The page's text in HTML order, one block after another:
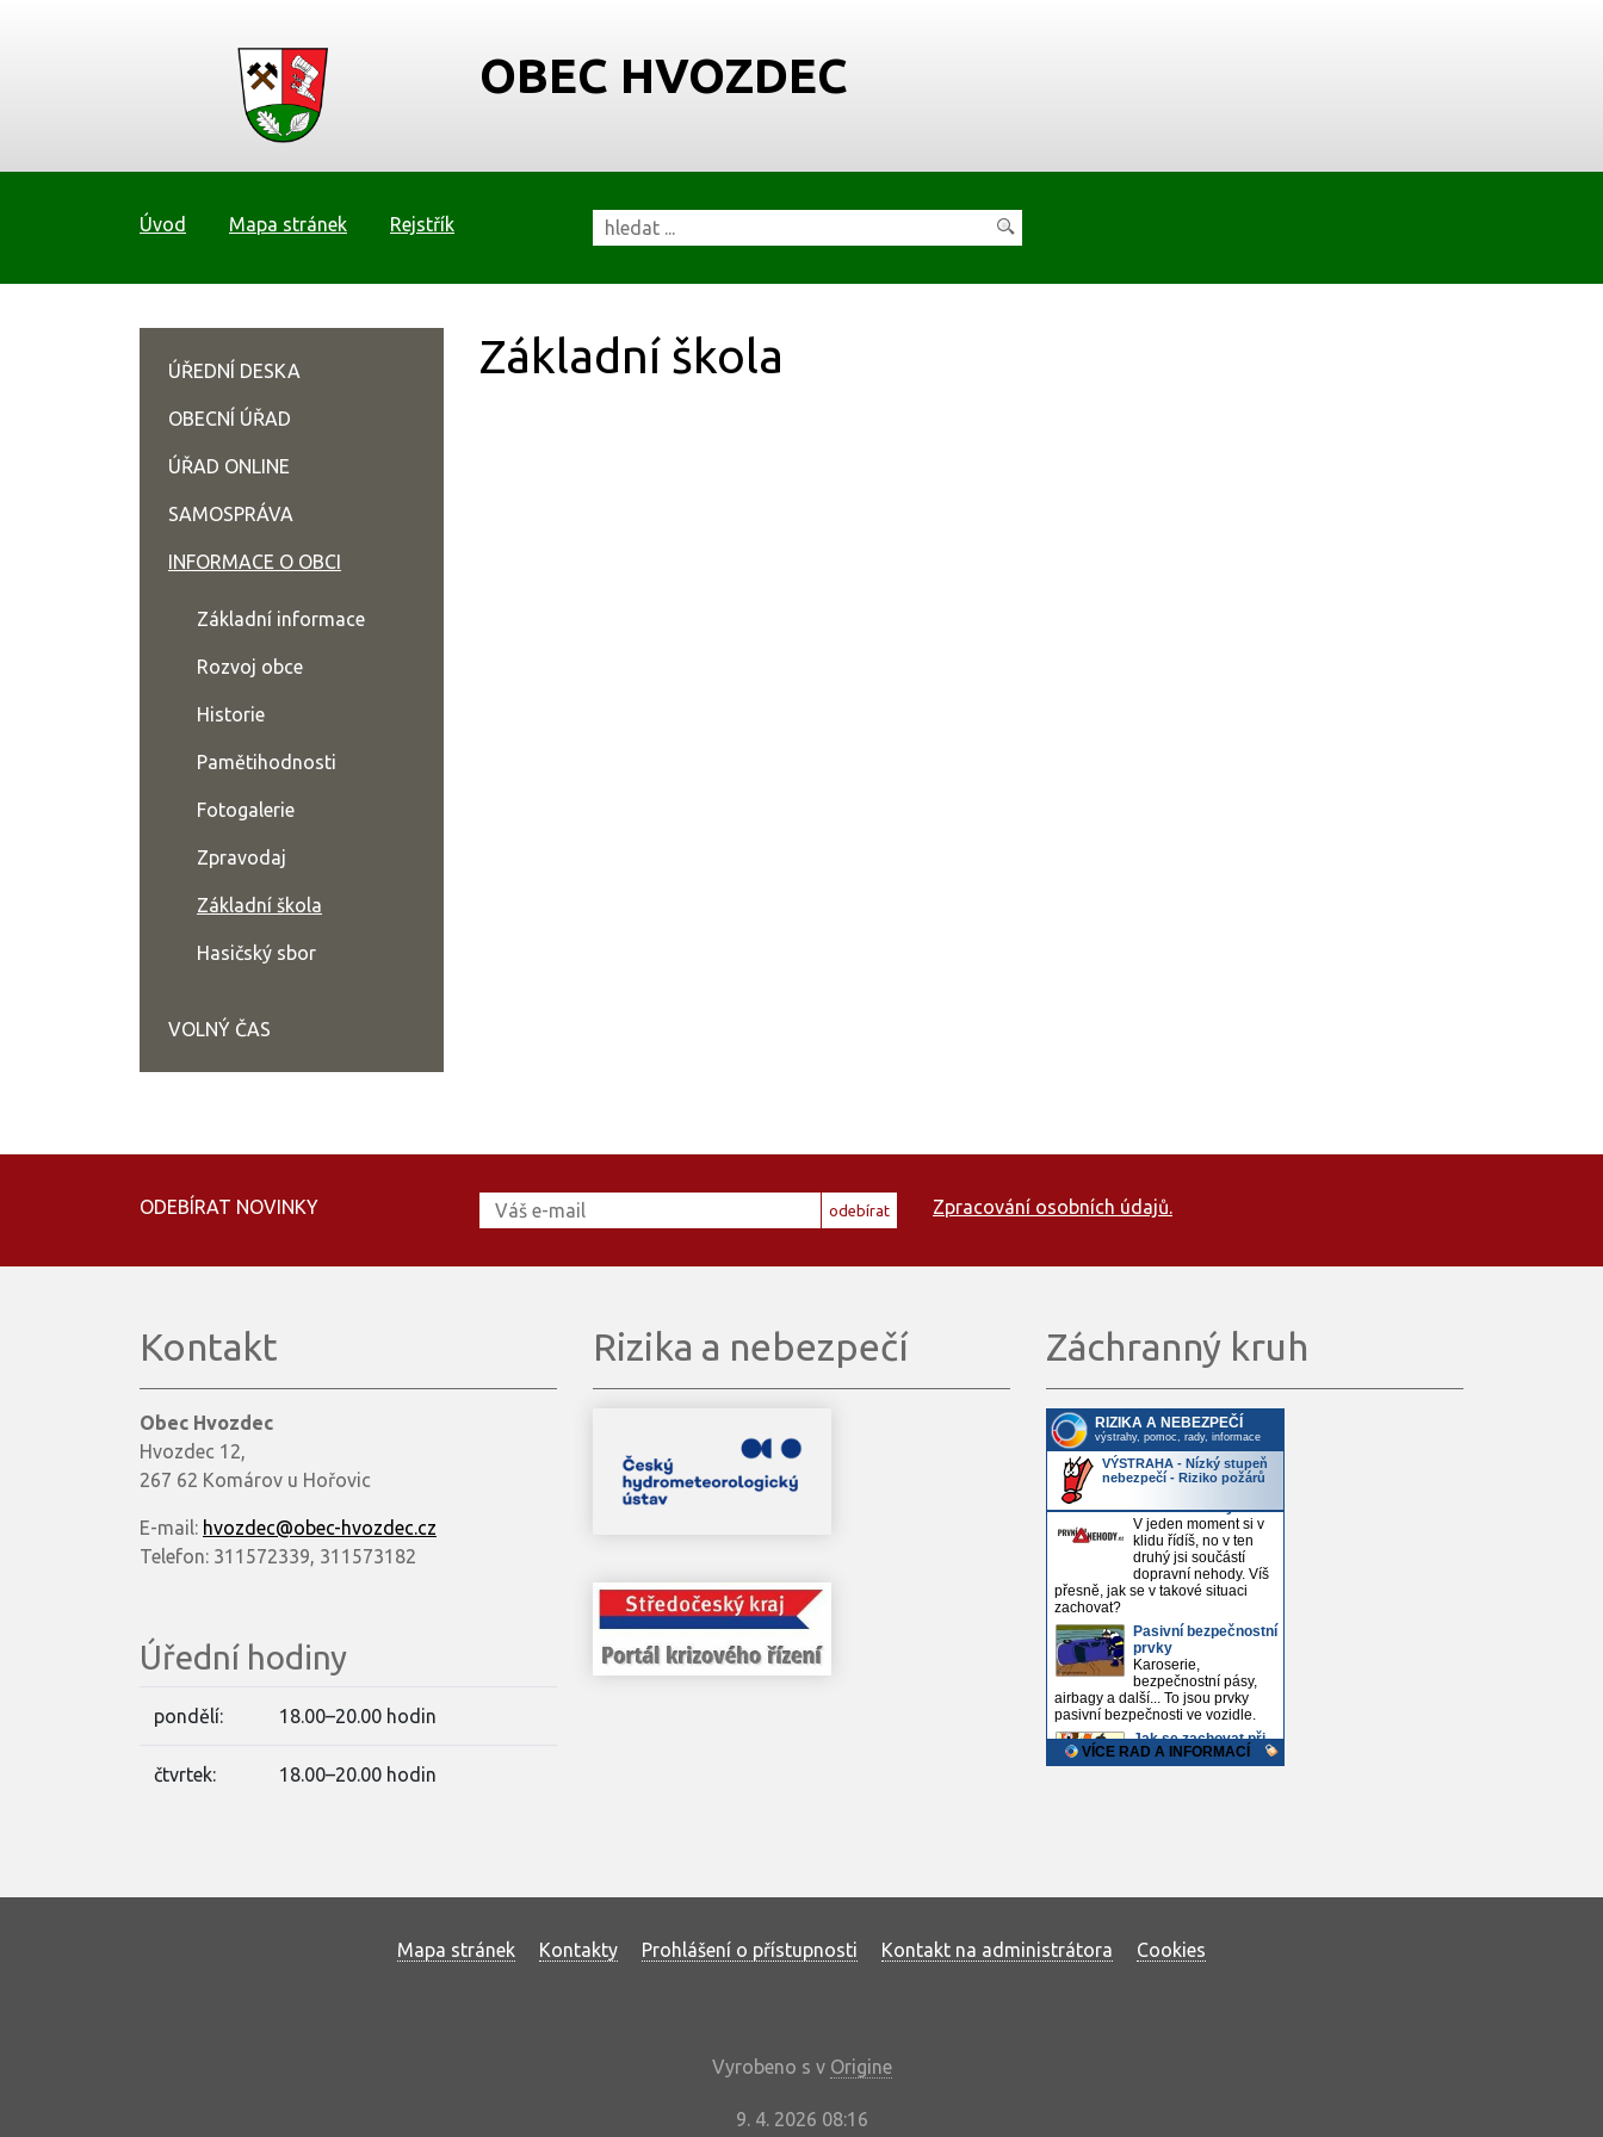
OBEC HVOZDEC
Úvod Mapa stránek Rejstřík
Základní škola
ÚŘEDNÍ DESKA
OBECNÍ ÚŘAD
ÚŘAD ONLINE
SAMOSPRÁVA
INFORMACE O OBCI
Základní informace
Rozvoj obce
Historie
Pamětihodnosti
Fotogalerie
Zpravodaj
Základní škola
Hasičský sbor
VOLNÝ ČAS
ODEBÍRAT NOVINKY odebírat Zpracování osobních údajů.
Kontakt
Obec Hvozdec
Hvozdec 12,
267 62 Komárov u Hořovic
E-mail: hvozdec@obec-hvozdec.cz
Telefon: 311572339, 311573182
Úřední hodiny
pondělí: 18.00–20.00 hodin
čtvrtek: 18.00–20.00 hodin
Rizika a nebezpečí Záchranný kruh
Mapa stránek Kontakty Prohlášení o přístupnosti Kontakt na administrátora Cookies
Vyrobeno s v Origine
9. 4. 2026 08:16